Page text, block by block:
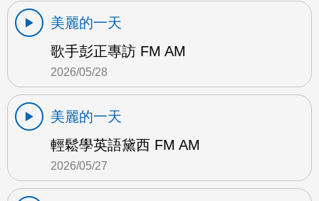
美麗的一天
歌手彭正專訪 FM AM
2026/05/28
美麗的一天
輕鬆學英語黛西 FM AM
2026/05/27